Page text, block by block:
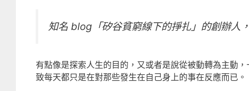
知名 blog「矽谷貧窮線下的掙扎」的創辦人
有點像是探索人生的目的，又或者是說從被動轉為主動
致每天都只是在對那些發生在自己身上的事在反應而已。